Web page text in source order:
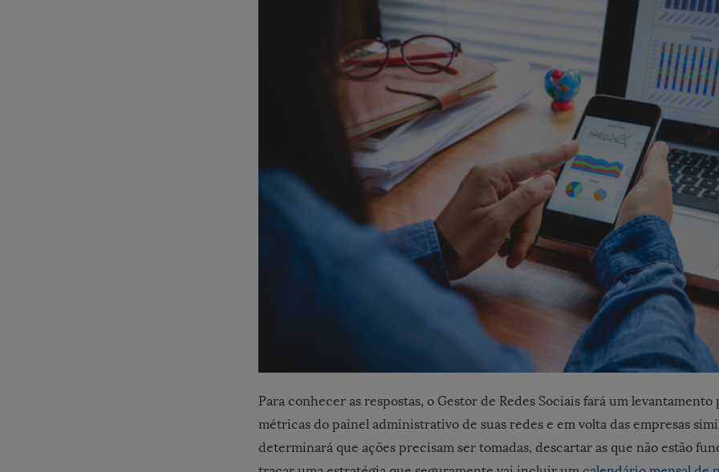
Para conhecer as respostas, o Gestor de Redes Sociais fará um
métricas do painel administrativo de suas redes e em volta das empresas
determinará que ações precisam ser tomadas, descartar as que não estão